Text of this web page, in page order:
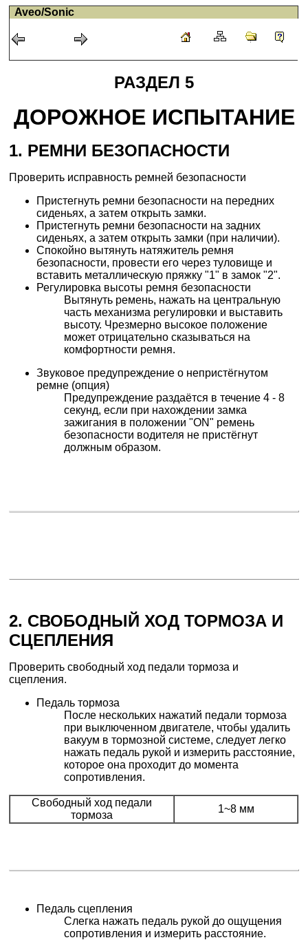
Aveo/Sonic
РАЗДЕЛ 5
ДОРОЖНОЕ ИСПЫТАНИЕ
1. РЕМНИ БЕЗОПАСНОСТИ
Проверить исправность ремней безопасности
Пристегнуть ремни безопасности на передних
сиденьях, а затем открыть замки.
Пристегнуть ремни безопасности на задних
сиденьях, а затем открыть замки (при наличии).
Спокойно вытянуть натяжитель ремня
безопасности, провести его через туловище и
вставить металлическую пряжку "1" в замок "2".
Регулировка высоты ремня безопасности
Вытянуть ремень, нажать на центральную
часть механизма регулировки и выставить
высоту. Чрезмерно высокое положение
может отрицательно сказываться на
комфортности ремня.
Звуковое предупреждение о непристёгнутом
ремне (опция)
Предупреждение раздаётся в течение 4 - 8
секунд, если при нахождении замка
зажигания в положении "ON" ремень
безопасности водителя не пристёгнут
должным образом.
2. СВОБОДНЫЙ ХОД ТОРМОЗА И
СЦЕПЛЕНИЯ
Проверить свободный ход педали тормоза и
сцепления.
Педаль тормоза
После нескольких нажатий педали тормоза
при выключенном двигателе, чтобы удалить
вакуум в тормозной системе, следует легко
нажать педаль рукой и измерить расстояние,
которое она проходит до момента
сопротивления.
Свободный ход педали
тормоза
1~8 мм
Педаль сцепления
Слегка нажать педаль рукой до ощущения
сопротивления и измерить расстояние.